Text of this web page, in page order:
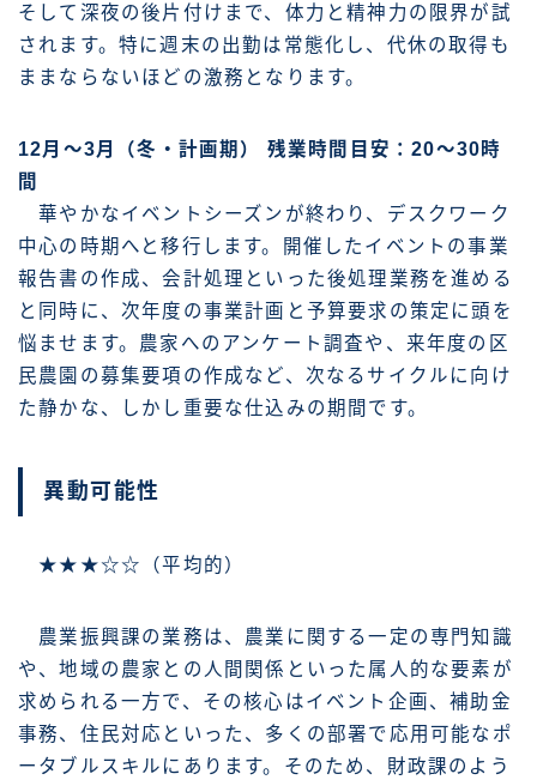
そして深夜の後片付けまで、体力と精神力の限界が試
されます。特に週末の出勤は常態化し、代休の取得も
ままならないほどの激務となります。
12月～3月（冬・計画期） 残業時間目安：20～30時
間
華やかなイベントシーズンが終わり、デスクワーク
中心の時期へと移行します。開催したイベントの事業
報告書の作成、会計処理といった後処理業務を進める
と同時に、次年度の事業計画と予算要求の策定に頭を
悩ませます。農家へのアンケート調査や、来年度の区
民農園の募集要項の作成など、次なるサイクルに向け
た静かな、しかし重要な仕込みの期間です。
異動可能性
★★★☆☆（平均的）
農業振興課の業務は、農業に関する一定の専門知識
や、地域の農家との人間関係といった属人的な要素が
求められる一方で、その核心はイベント企画、補助金
事務、住民対応といった、多くの部署で応用可能なポ
ータブルスキルにあります。そのため、財政課のよう